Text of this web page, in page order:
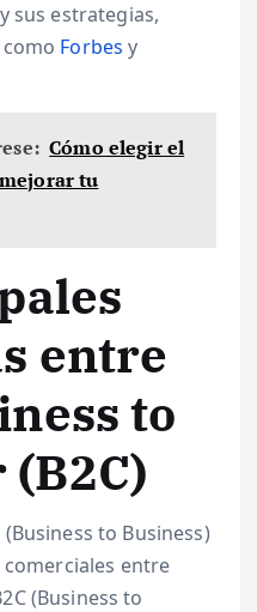
sus estrategias,
Forbes y
Cómo elegir el
tu
entre
to
to Business)
entre
(Business to